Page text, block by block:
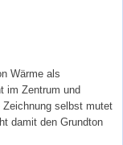
Wärme als
im Zentrum und
selbst mutet
damit den Grundton